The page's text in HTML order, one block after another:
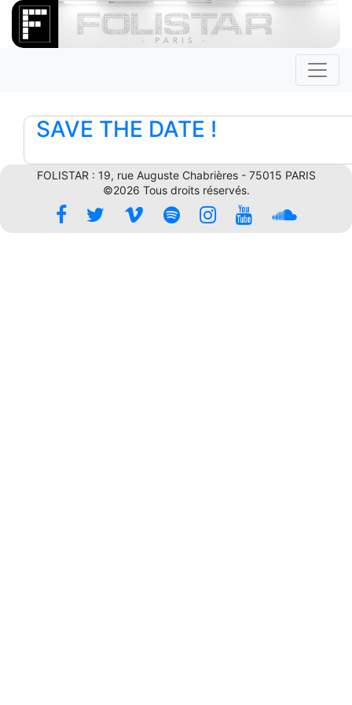
SAVE THE DATE !
FOLISTAR : 19, rue Auguste Chabrières - 75015 PARIS
©2026 Tous droits réservés.